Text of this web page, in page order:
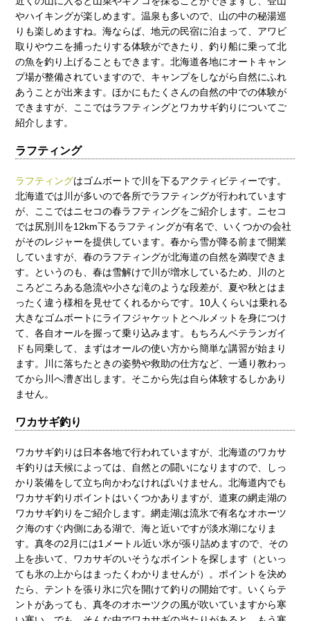
やハイキングが楽しめます。温泉も多いので、山の中の秘湯巡
りも楽しめますね。海ならば、地元の民宿に泊まって、アワビ
取りやウニを捕ったりする体験ができたり、釣り船に乗って北
の魚を釣り上げることもできます。北海道各地にオートキャン
プ場が整備されていますので、キャンプをしながら自然にふれ
あうことが出来ます。ほかにもたくさんの自然の中での体験が
できますが、ここではラフティングとワカサギ釣りについてご
紹介します。
ラフティング
ラフティングはゴムボートで川を下るアクティビティーです。
北海道では川が多いので各所でラフティングが行われています
が、ここではニセコの春ラフティングをご紹介します。ニセコ
では尻別川を12km下るラフティングが有名で、いくつかの会社
がそのレジャーを提供しています。春から雪が降る前まで開業
していますが、春のラフティングが北海道の自然を満喫できま
す。というのも、春は雪解けで川が増水しているため、川のと
ころどころある急流や小さな滝のような段差が、夏や秋とはま
ったく違う様相を見せてくれるからです。10人くらいは乗れる
大きなゴムボートにライフジャケットとヘルメットを身につけ
て、各自オールを握って乗り込みます。もちろんベテランガイ
ドも同乗して、まずはオールの使い方から簡単な講習が始まり
ます。川に落ちたときの姿勢や救助の仕方など、一通り教わっ
てから川へ漕ぎ出します。そこから先は自ら体験するしかあり
ません。
ワカサギ釣り
ワカサギ釣りは日本各地で行われていますが、北海道のワカサ
ギ釣りは天候によっては、自然との闘いになりますので、しっ
かり装備をして立ち向かわなければいけません。北海道内でも
ワカサギ釣りポイントはいくつかありますが、道東の網走湖の
ワカサギ釣りをご紹介します。網走湖は流氷で有名なオホーツ
ク海のすぐ内側にある湖で、海と近いですが淡水湖になりま
す。真冬の2月には1メートル近い氷が張り詰めますので、その
上を歩いて、ワカサギのいそうなポイントを探します（といっ
ても氷の上からはまったくわかりませんが）。ポイントを決め
たら、テントを張り氷に穴を開けて釣りの開始です。いくらテ
ントがあっても、真冬のオホーツクの風が吹いていますから寒